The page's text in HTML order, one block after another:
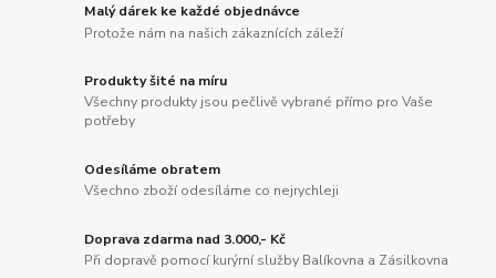
Malý dárek ke každé objednávce
Protože nám na našich zákaznících záleží
Produkty šité na míru
Všechny produkty jsou pečlivě vybrané přímo pro Vaše
potřeby
Odesíláme obratem
Všechno zboží odesíláme co nejrychleji
Doprava zdarma nad 3.000,- Kč
Při dopravě pomocí kurýrní služby Balíkovna a Zásilkovna